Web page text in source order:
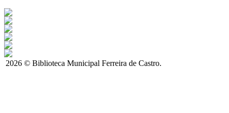
2026 © Biblioteca Municipal Ferreira de Castro.